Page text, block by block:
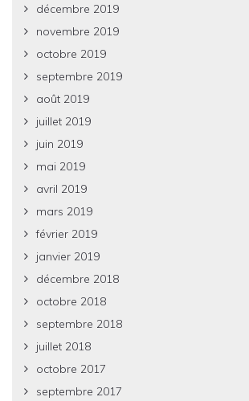
décembre 2019
novembre 2019
octobre 2019
septembre 2019
août 2019
juillet 2019
juin 2019
mai 2019
avril 2019
mars 2019
février 2019
janvier 2019
décembre 2018
octobre 2018
septembre 2018
juillet 2018
octobre 2017
septembre 2017